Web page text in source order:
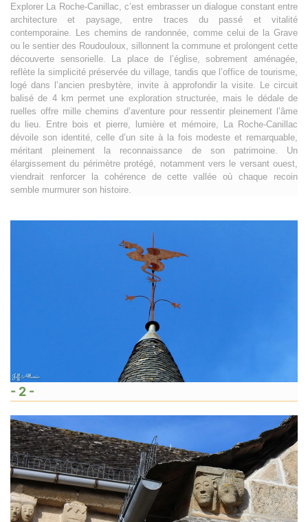
Explorer La Roche-Canillac, c’est embrasser un dialogue constant entre
architecture et paysage, entre traces du passé et vitalité
contemporaine. Les chemins de randonnée, comme celui de la Grave
ou le sentier des Roudouloux, sillonnent la commune et prolongent cette
découverte sensorielle. La place de l’église, sobrement aménagée,
reflète la simplicité préservée du village, tandis que l’office de tourisme,
logé dans l’ancien presbytère, invite à approfondir la visite. Le circuit
balisé de 4 km permet une exploration structurée, mais le dédale de
ruelles offre mille chemins d’aventure pour ressentir pleinement l’âme
du lieu. Entre bois et pierre, lumière et mémoire, La Roche-Canillac
dévoile son identité, celle d’un site à la fois modeste et remarquable,
méritant pleinement la reconnaissance de son patrimoine. Un
élargissement du périmètre protégé, notamment vers le versant ouest,
viendrait renforcer la cohérence de cette vallée où chaque recoin
semble murmurer son histoire.
- 2 -